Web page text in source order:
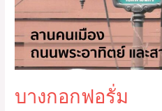
บางกอกฟอรั่ม